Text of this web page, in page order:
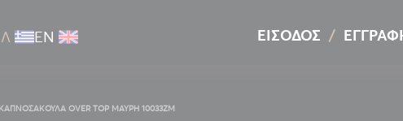
ΕΝ ΕΊΣΟΔΟΣ
OVER TOP ΜΑΥΡΗ 10033ZM